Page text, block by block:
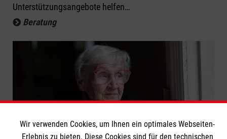
Unterstützungsangebote helfen…
Beratung
Wir verwenden Cookies, um Ihnen ein optimales Webseiten-
Erlebnis zu bieten. Diese Cookies sind für den technischen